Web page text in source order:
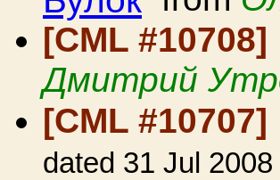
[CML #10708]
Дмитрий
[CML #10707]
dated 31 Jul 2008